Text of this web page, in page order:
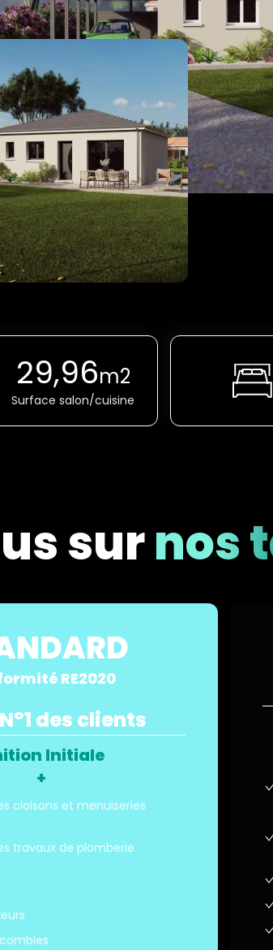
29,96m2
Surface salon/cuisine
surnos
RE2020
des clients
Initiale
+
cloisons et menuiseries
travaux de plomberie